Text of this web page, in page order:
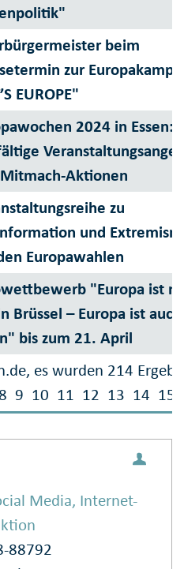
es wurden 214
8 9 10 11 12 13 14 15
beim
zur
EUROPE"
2024 in Essen:
Aktionen
zu
und
Europawahlen
"Europa ist
Brüssel – Europa ist
bis zum 21. April
Media, Internet-
88792